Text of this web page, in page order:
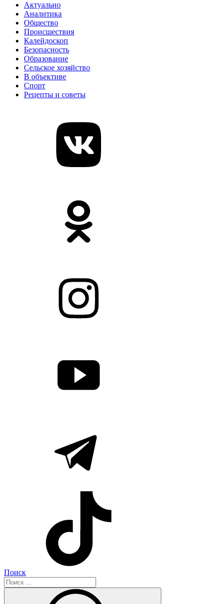
Актуально
Аналитика
Общество
Происшествия
Калейдоскоп
Безопасность
Образование
Сельское хозяйство
В объективе
Спорт
Рецепты и советы
Поиск